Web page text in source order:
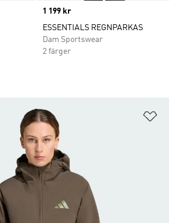
Price
1 199 kr
ESSENTIALS REGNPARKAS
Dam Sportswear
2 färger